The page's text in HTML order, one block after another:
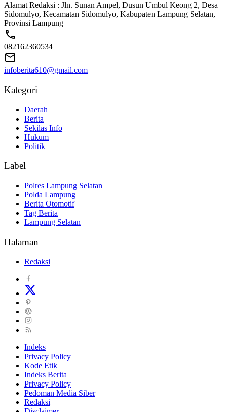
Alamat Redaksi : Jln. Sunan Ampel, Dusun Umbul Keong 2, Desa
Sidomulyo, Kecamatan Sidomulyo, Kabupaten Lampung Selatan,
Provinsi Lampung
082162360534
infoberita610@gmail.com
Kategori
Daerah
Berita
Sekilas Info
Hukum
Politik
Label
Polres Lampung Selatan
Polda Lampung
Berita Otomotif
Tag Berita
Lampung Selatan
Halaman
Redaksi
Indeks
Privacy Policy
Kode Etik
Indeks Berita
Privacy Policy
Pedoman Media Siber
Redaksi